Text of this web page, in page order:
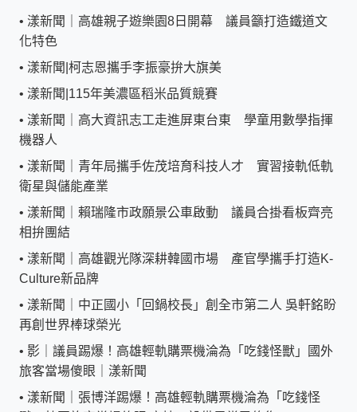
• 漾新聞｜高雄親子遊樂園8日開幕 議員籲打造鐵道文
化特色
• 漾新聞|柯志恩攜手李振豪拚大旗美
• 漾新聞|115年美濃區稻米品質競賽
• 漾新聞｜高大資訊志工走進屏東台東 學童用數學指揮
機器人
• 漾新聞｜青年局攜手佐茂培育科技人才 實習接軌低軌
衛星與儲能產業
• 漾新聞｜賴瑞隆市政願景公車啟動 議員合掛看板齊亮
相拚團結
• 漾新聞｜高雄觀光隊深耕韓國市場 產官學攜手打造K-
Culture新品牌
• 漾新聞｜中正國小「回鍋校長」創全市第二人 吳軒銘盼
再創世界棒球榮光
• 影｜議員踢爆！高雄輕軌購票機淪為「吃錢怪獸」國外
旅客當場傻眼｜漾新聞
• 漾新聞｜張博洋踢爆！高雄輕軌購票機淪為「吃錢怪